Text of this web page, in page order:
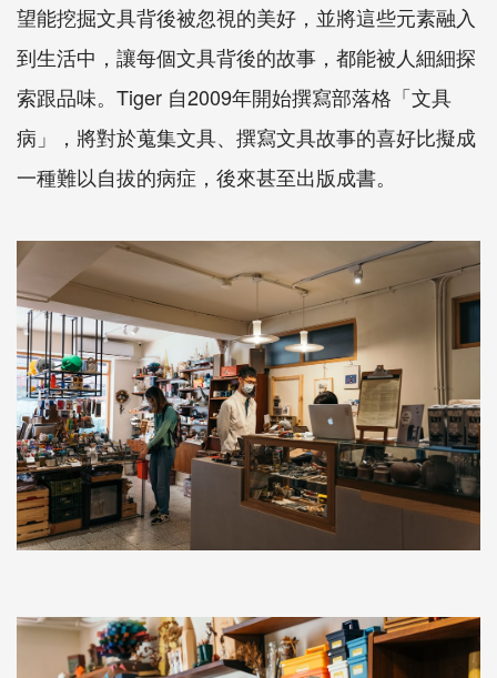
望能挖掘文具背後被忽視的美好，並將這些元素融入
到生活中，讓每個文具背後的故事，都能被人細細探
索跟品味。 Tiger 自2009年開始撰寫部落格「文具
病」，將對於蒐集文具、撰寫文具故事的喜好比擬成
一種難以自拔的病症，後來甚至出版成書。